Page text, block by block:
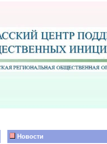
Новости